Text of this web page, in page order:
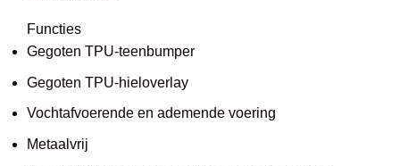
Functies
Gegoten TPU-teenbumper
Gegoten TPU-hieloverlay
Vochtafvoerende en ademende voering
Metaalvrij